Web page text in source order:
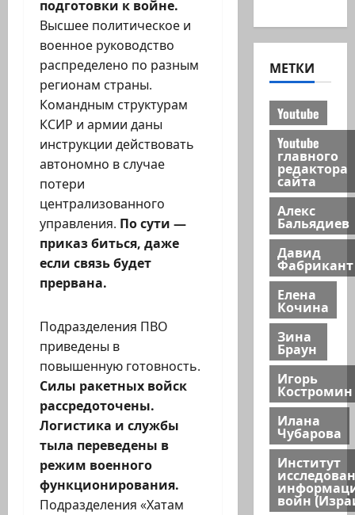
подготовки к войне.
Высшее политическое и
военное руководство
распределено по разным
регионам страны.
Командным структурам
КСИР и армии даны
инструкции действовать
автономно в случае
потери
централизованного
управления. По сути —
приказ биться, даже
если связь будет
прервана.
Подразделения ПВО
приведены в
повышенную готовность.
Силы ракетных войск
рассредоточены.
Логистика и службы
тыла переведены в
режим военного
функционирования.
Подразделения «Хатам
МЕТКИ
Youtube
Youtube
главного
редактора
сайта
Алекс
Бальядиев
Давид
Фабрикант
Елена
Кочина
Зина
Браун
Игорь
Костромин
Илана
Чубарова
Институт
войн